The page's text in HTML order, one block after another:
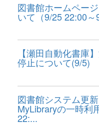
図書館ホームペー
いて（9/25 22:00～
【瀬田自動化書庫
停止について(9/5)
図書館システム更新
MyLibraryの一時利
22:...